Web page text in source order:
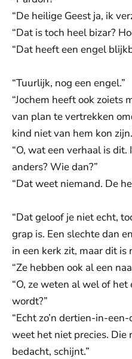
“De heilige Geest ja, ik
“Dat is toch heel bizar?
“Dat heeft een engel
“Tuurlijk, nog een engel.”
“Jochem heeft ook zoiets
van plan te vertrekken
kind niet van hem kon
“O, wat een verhaal is
anders? Wie dan?”
“Dat weet niemand. De
“Dat geloof je niet echt,
grap is. Een slechte dan
in een kerk zit, maar dit is
“Ze hebben ook al een
“O, ze weten al wel of
wordt?”
“Echt zo’n dertien-in-
weet het niet precies. Die
bedacht, schijnt.”